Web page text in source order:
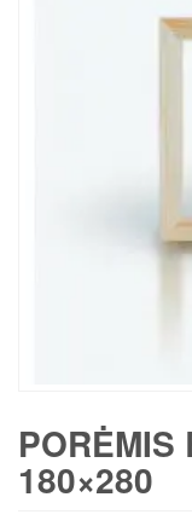
PORĖMIS
180×280